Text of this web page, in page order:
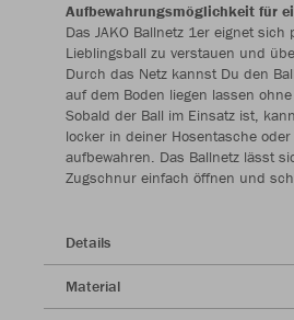
Aufbewahrungsmöglichkeit für
Das JAKO Ballnetz 1er eignet sich
Lieblingsball zu verstauen und
Durch das Netz kannst Du den
auf dem Boden liegen lassen
Sobald der Ball im Einsatz ist,
locker in deiner Hosentasche
aufbewahren. Das Ballnetz lässt
Zugschnur einfach öffnen und
Details
Material